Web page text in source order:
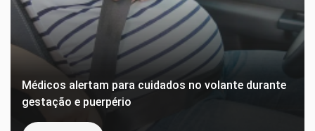
Médicos alertam para cuidados no volante durante
gestação e puerpério